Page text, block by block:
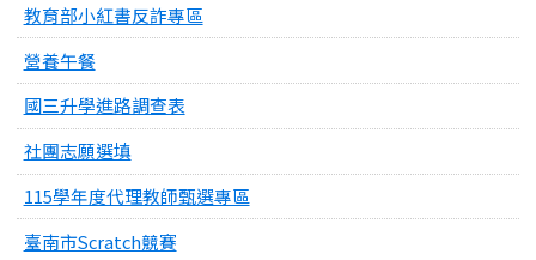
教育部小紅書反詐專區
營養午餐
國三升學進路調查表
社團志願選填
115學年度代理教師甄選專區
臺南市Scratch競賽